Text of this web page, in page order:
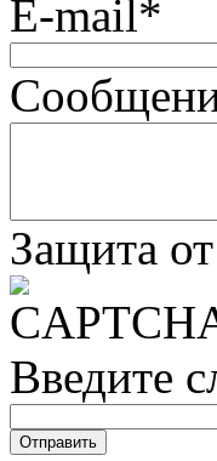
E-mail*
Защита
Введите